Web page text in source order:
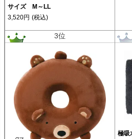
サイズ M～LL
3,520円 (税込)
3位
極吸